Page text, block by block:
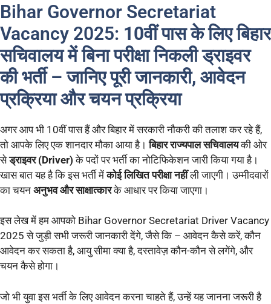
Bihar Governor Secretariat
Vacancy 2025: 10वीं पास के लिए बिहार
सचिवालय में बिना परीक्षा निकली ड्राइवर
की भर्ती – जानिए पूरी जानकारी, आवेदन
प्रक्रिया और चयन प्रक्रिया
अगर आप भी 10वीं पास हैं और बिहार में सरकारी नौकरी की तलाश कर रहे हैं,
तो आपके लिए एक शानदार मौका आया है।बिहार राज्यपाल सचिवालयकी ओर
सेड्राइवर (Driver) के पदों पर भर्ती का नोटिफिकेशन जारी किया गया है।
खास बात यह है कि इस भर्ती मेंकोई लिखित परीक्षा नहींली जाएगी। उम्मीदवारों
का चयन अनुभव और साक्षात्कारके आधार पर किया जाएगा।
इस लेख में हम आपको Bihar Governor Secretariat Driver Vacancy
2025 से जुड़ी सभी जरूरी जानकारी देंगे, जैसे कि – आवेदन कैसे करें, कौन
आवेदन कर सकता है, आयु सीमा क्या है, दस्तावेज़ कौन-कौन से लगेंगे, और
चयन कैसे होगा।
जो भी युवा इस भर्ती के लिए आवेदन करना चाहते हैं, उन्हें यह जानना जरूरी है